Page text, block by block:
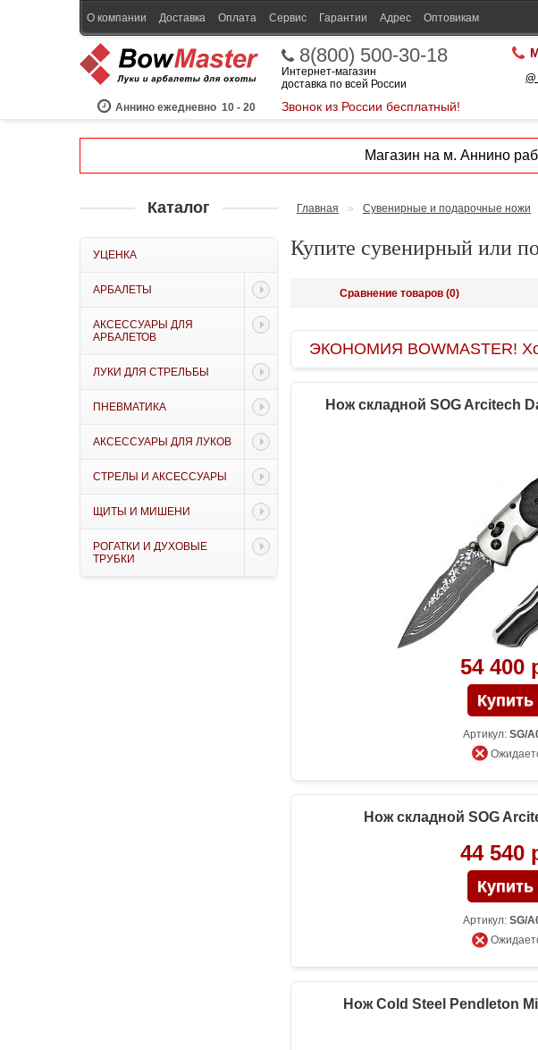
О компании Доставка Оплата Сервис Гарантии Адрес Оптовикам
Аннино ежедневно 10 - 20
8(800) 500-30-18
Интернет-магазин
доставка по всей России
Звонок из России бесплатный!
Магазин на м. Аннино
Каталог
УЦЕНКА
АРБАЛЕТЫ
АКСЕССУАРЫ ДЛЯ
АРБАЛЕТОВ
ЛУКИ ДЛЯ СТРЕЛЬБЫ
ПНЕВМАТИКА
АКСЕССУАРЫ ДЛЯ ЛУКОВ
СТРЕЛЫ И АКСЕССУАРЫ
ЩИТЫ И МИШЕНИ
РОГАТКИ И ДУХОВЫЕ
ТРУБКИ
Главная » Сувенирные и подарочные ножи
Купите сувенирный или
Сравнение товаров (0)
ЭКОНОМИЯ BOWMASTER!
Нож складной SOG Arcitech
54 400
Артикул: SG/
Нож складной SOG
44 540
Артикул: SG/
Нож Cold Steel Pendleton